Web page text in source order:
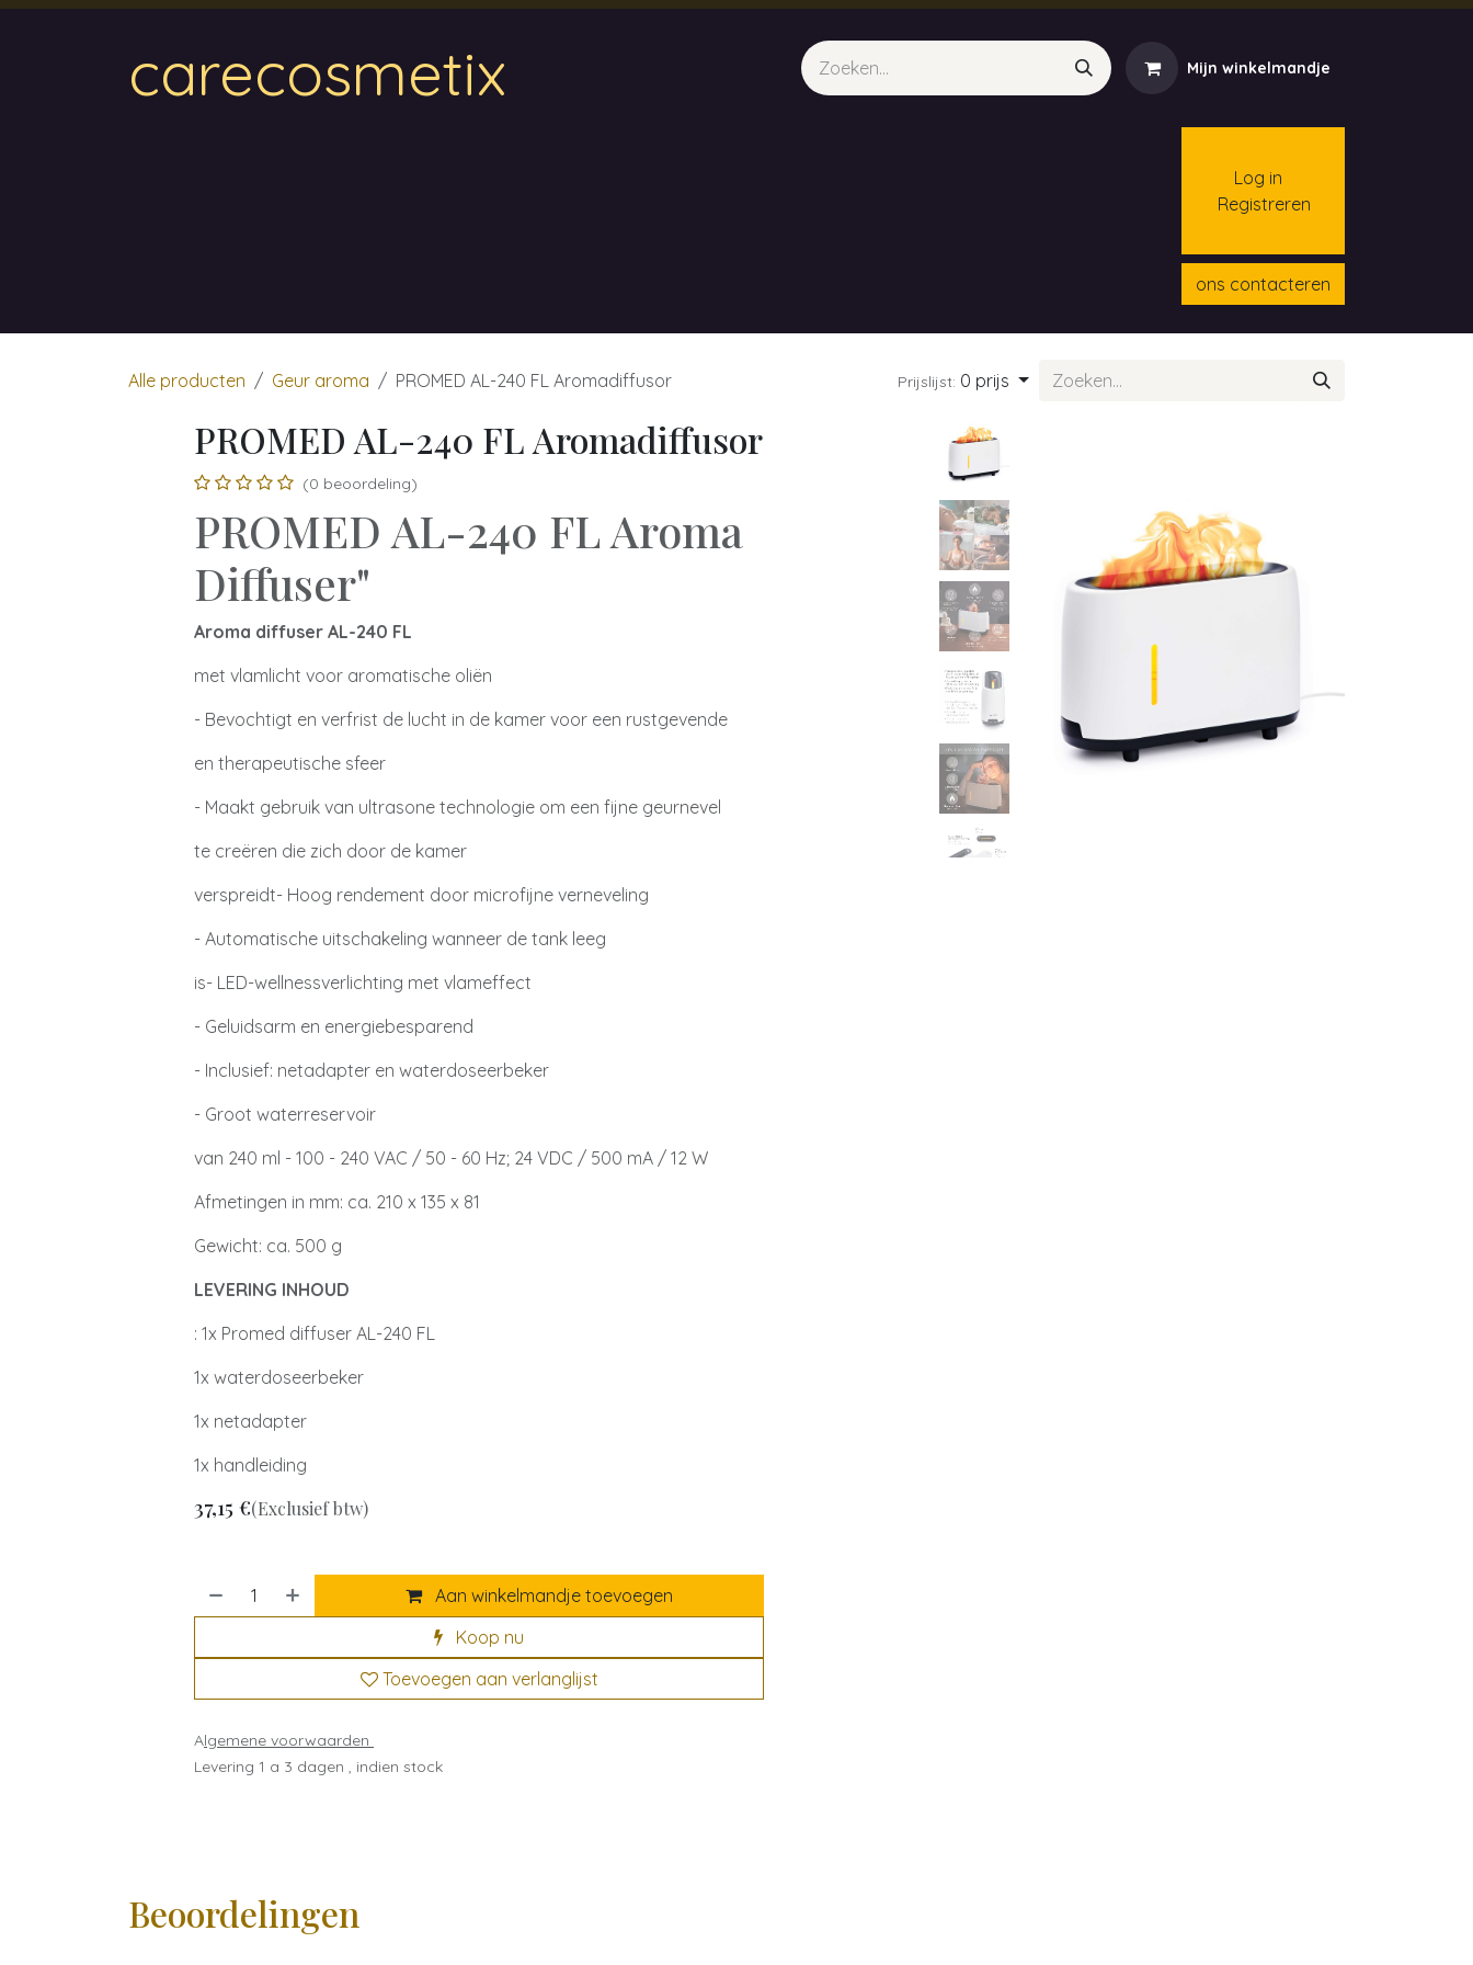
carecosmetix Mijn winkelmandje
Log in
Registreren
ons contacteren
Alle producten Geur aroma PROMED AL-240 FL Aromadiffusor Prijslijst: 0 prijs
PROMED AL-240 FL Aromadiffusor
(0 beoordeling)
PROMED AL-240 FL Aroma
Diffuser"
Aroma diffuser AL-240 FL
met vlamlicht voor aromatische oliën
- Bevochtigt en verfrist de lucht in de kamer voor een rustgevende
en therapeutische sfeer
- Maakt gebruik van ultrasone technologie om een fijne geurnevel
te creëren die zich door de kamer
verspreidt- Hoog rendement door microfijne verneveling
- Automatische uitschakeling wanneer de tank leeg
is- LED-wellnessverlichting met vlameffect
- Geluidsarm en energiebesparend
- Inclusief: netadapter en waterdoseerbeker
- Groot waterreservoir
van 240 ml - 100 - 240 VAC / 50 - 60 Hz; 24 VDC / 500 mA / 12 W
Afmetingen in mm: ca. 210 x 135 x 81
Gewicht: ca. 500 g
LEVERING INHOUD
: 1x Promed diffuser AL-240 FL
1x waterdoseerbeker
1x netadapter
1x handleiding
37,15 €(Exclusief btw)
Aan winkelmandje toevoegen
Koop nu
Toevoegen aan verlanglijst
Algemene voorwaarden
Levering 1 a 3 dagen , indien stock
Beoordelingen